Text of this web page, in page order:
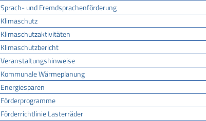
Sprach- und Fremdsprachenförderung
Klimaschutz
Klimaschutzaktivitäten
Klimaschutzbericht
Veranstaltungshinweise
Kommunale Wärmeplanung
Energiesparen
Förderprogramme
Förderrichtlinie Lasterräder